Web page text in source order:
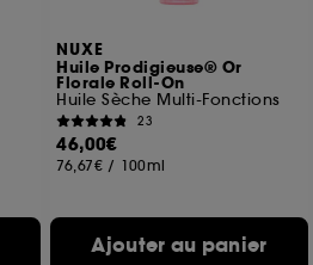
NUXE
Huile Prodigieuse® Or
Florale Roll-On
Huile Sèche Multi-Fonctions
23
46,00€
76,67€ / 100ml
Ajouter au panier